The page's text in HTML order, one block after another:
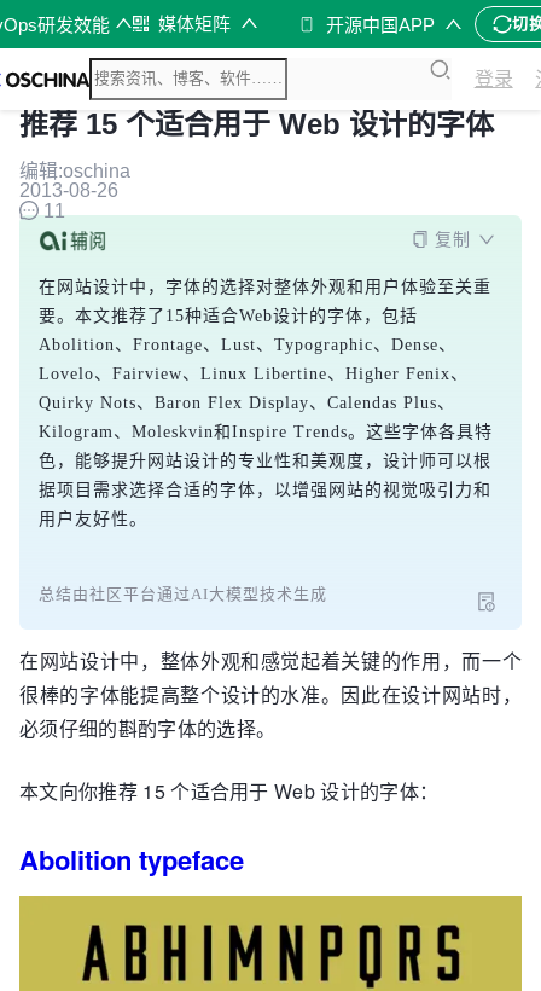
研发效能 媒体矩阵 开源中国APP 切
登录
推荐 15 个适合用于 Web 设计的字体
编辑:oschina
2013-08-26
11
复制
在网站设计中，字体的选择对整体外观和用户体验至关重
要。本文推荐了15种适合Web设计的字体，包括
Abolition、Frontage、Lust、Typographic、Dense、
Lovelo、Fairview、Linux Libertine、Higher Fenix、
Quirky Nots、Baron Flex Display、Calendas Plus、
Kilogram、Moleskvin和Inspire Trends。这些字体各具特
色，能够提升网站设计的专业性和美观度，设计师可以根
据项目需求选择合适的字体，以增强网站的视觉吸引力和
用户友好性。
总结由社区平台通过AI大模型技术生成
在网站设计中，整体外观和感觉起着关键的作用，而一个
很棒的字体能提高整个设计的水准。因此在设计网站时，
必须仔细的斟酌字体的选择。
本文向你推荐 15 个适合用于 Web 设计的字体：
Abolition typeface